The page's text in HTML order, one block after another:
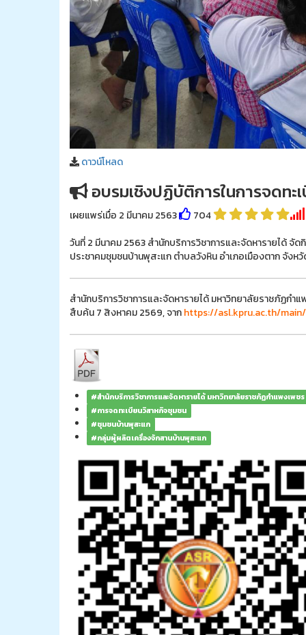
ดาวน์โหลด
อบรมเชิงปฏิบัติการในการจดท
เผยแพร่เมื่อ 2 มีนาคม 2563
704
วันที่ 2 มีนาคม 2563 สำนักบริการวิชาการและจัดหารายได้
ประชาคมชุมชนบ้านพุสะแก ตำบลวังหิน อำเภอเมืองตาก จัง
สำนักบริการวิชาการและจัดหารายได้ มหาวิทยาลัยราชภัฏกำ
สืบค้น 7 สิงหาคม 2569, จากhttps://asl.kpru.ac.th/main/
#สำนักบริการวิชาการและจัดหารายได้ มหาวิทยาลัยราชภัฏกำแพงเพชร
#การจดทะเบียนวิสาหกิจชุมชน
#ชุมชนบ้านพุสะแก
#กลุ่มผู้ผลิตเครื่องจักสานบ้านพุสะแก